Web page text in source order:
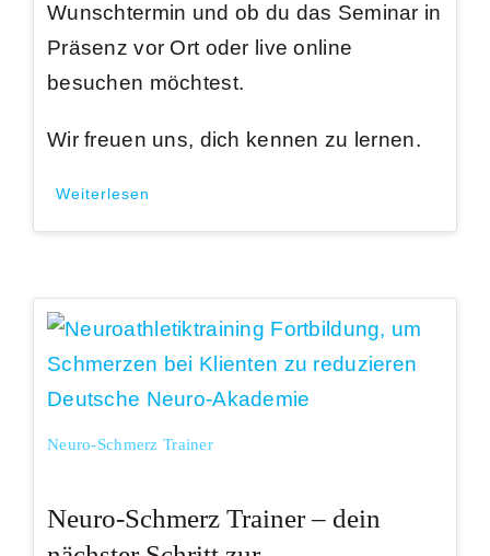
Wunschtermin und ob du das Seminar in
Präsenz vor Ort oder live online
besuchen möchtest.
Wir freuen uns, dich kennen zu lernen.
Weiterlesen
Neuro-Schmerz Trainer
Neuro-Schmerz Trainer – dein